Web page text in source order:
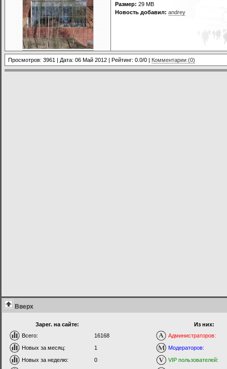
Размер: 29 MB
Новость добавил: andrey
Просмотров: 3961 | Дата: 06 Май 2012 | Рейтинг: 0.0/0 | Комментарии (0)
Вверх
Зарег. на сайте:
Всего:
16168
Новых за месяц:
1
Новых за неделю:
0
Из них:
Администраторов:
Модераторов:
VIP пользователей: